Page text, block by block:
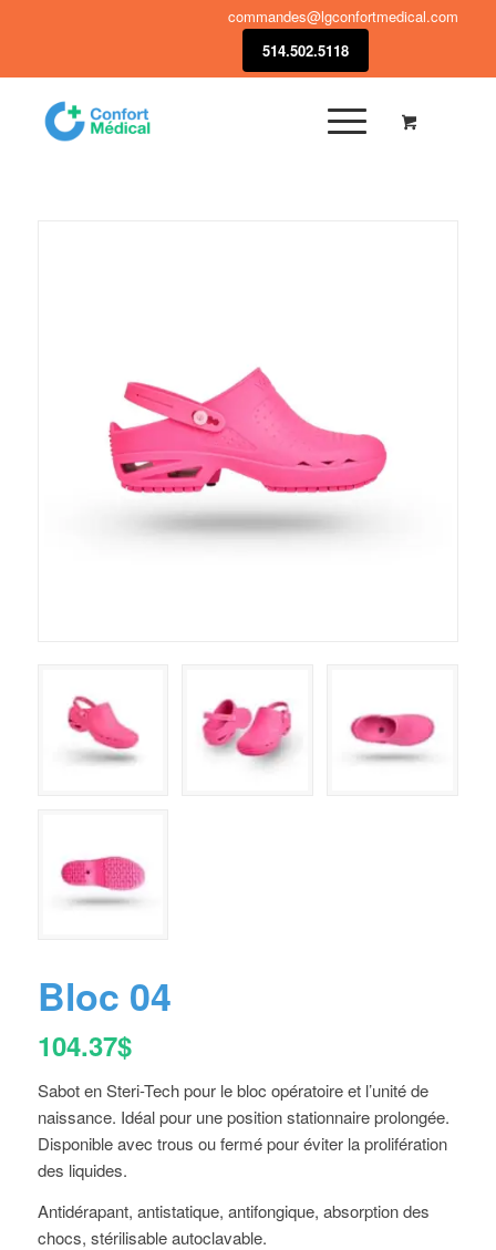
commandes@lgconfortmedical.com
514.502.5118
Bloc 04
104.37$
Sabot en Steri-Tech pour le bloc opératoire et l’unité de
naissance. Idéal pour une position stationnaire prolongée.
Disponible avec trous ou fermé pour éviter la prolifération
des liquides.
Antidérapant, antistatique, antifongique, absorption des
chocs, stérilisable autoclavable.